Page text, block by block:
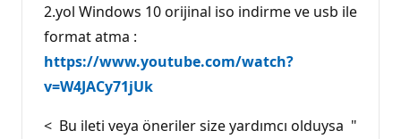
2.yol Windows 10 orijinal iso indirme ve usb ile
format atma :
https://www.youtube.com/watch?
v=W4JACy71jUk
< Bu ileti veya öneriler size yardımcı olduysa "